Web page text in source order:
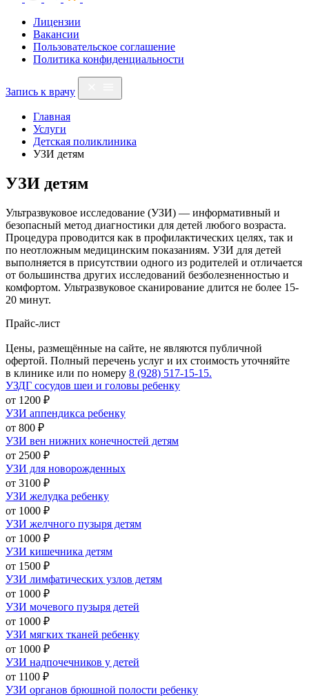
Лицензии
Вакансии
Пользовательское соглашение
Политика конфиденциальности
Запись к врачу
Главная
Услуги
Детская поликлиника
УЗИ детям
УЗИ детям
Ультразвуковое исследование (УЗИ) — информативный и
безопасный метод диагностики для детей любого возраста.
Процедура проводится как в профилактических целях, так и
по неотложным медицинским показаниям. УЗИ для детей
выполняется в присутствии одного из родителей и отличается
от большинства других исследований безболезненностью и
комфортом. Ультразвуковое сканирование длится не более 15-
20 минут.
Прайс-лист
Цены, размещённые на сайте, не являются публичной
офертой. Полный перечень услуг и их стоимость уточняйте
в клинике или по номеру 8 (928) 517-15-15.
УЗДГ сосудов шеи и головы ребенку
от 1200 ₽
УЗИ аппендикса ребенку
от 800 ₽
УЗИ вен нижних конечностей детям
от 2500 ₽
УЗИ для новорожденных
от 3100 ₽
УЗИ желудка ребенку
от 1000 ₽
УЗИ желчного пузыря детям
от 1000 ₽
УЗИ кишечника детям
от 1500 ₽
УЗИ лимфатических узлов детям
от 1000 ₽
УЗИ мочевого пузыря детей
от 1000 ₽
УЗИ мягких тканей ребенку
от 1000 ₽
УЗИ надпочечников у детей
от 1100 ₽
УЗИ органов брюшной полости ребенку